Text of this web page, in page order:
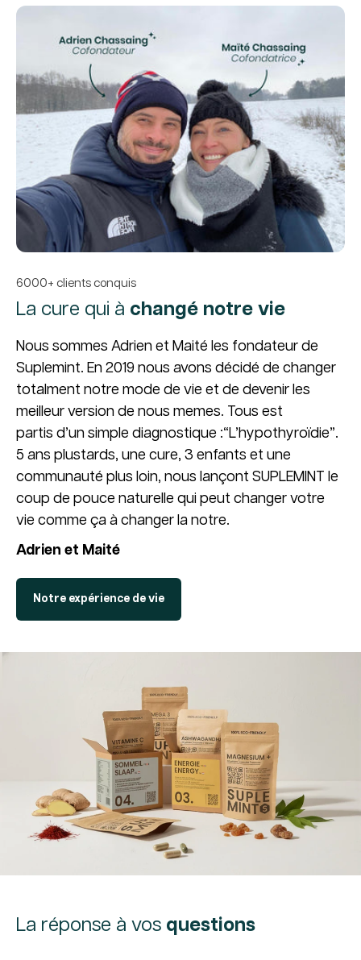
6000+ clients conquis
La cure qui à changé notre vie
Nous sommes Adrien et Maité les fondateur de
Suplemint. En 2019 nous avons décidé de changer
totalment notre mode de vie et de devenir les
meilleur version de nous memes. Tous est
partis d’un simple diagnostique :“L’hypothyroïdie”.
5 ans plustards, une cure, 3 enfants et une
communauté plus loin, nous lançont SUPLEMINT le
coup de pouce naturelle qui peut changer votre
vie comme ça à changer la notre.
Adrien et Maité
Notre expérience de vie
La réponse à vos questions